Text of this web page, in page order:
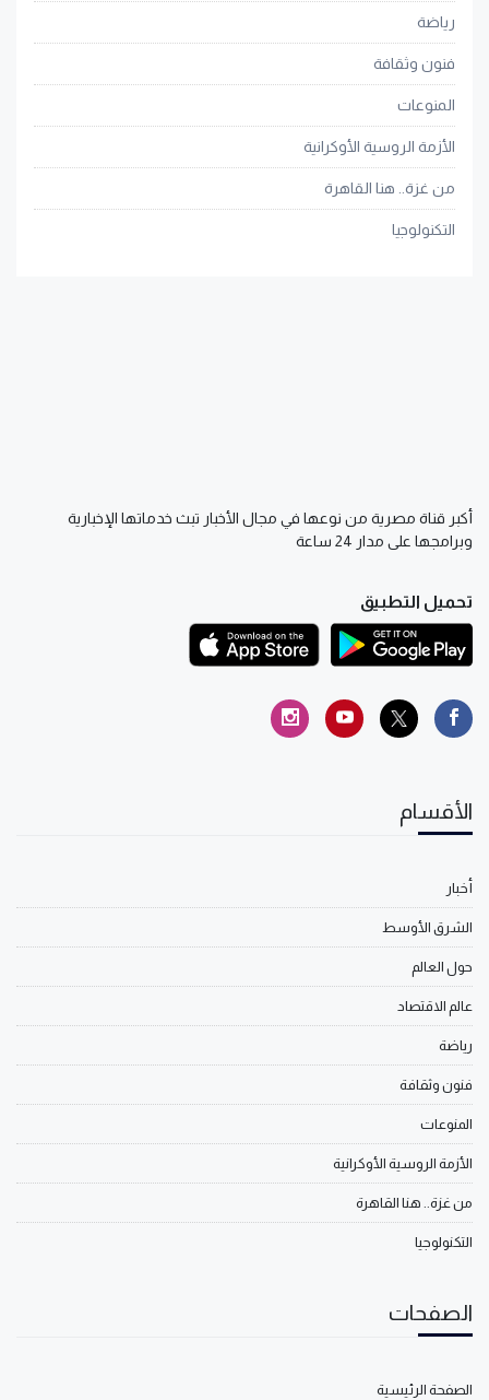
رياضة
فنون وثقافة
المنوعات
الأزمة الروسية الأوكرانية
من غزة.. هنا القاهرة
التكنولوجيا
أكبر قناة مصرية من نوعها في مجال الأخبار تبث خدماتها الإخبارية
وبرامجها على مدار 24 ساعة
تحميل التطبيق
الأقسام
أخبار
الشرق الأوسط
حول العالم
عالم الاقتصاد
رياضة
فنون وثقافة
المنوعات
الأزمة الروسية الأوكرانية
من غزة.. هنا القاهرة
التكنولوجيا
الصفحات
الصفحة الرئيسية